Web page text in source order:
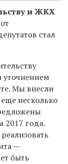
и ЖКХ
стал
уточнением
Мы внесли
несколько
2017 года.
—
быть